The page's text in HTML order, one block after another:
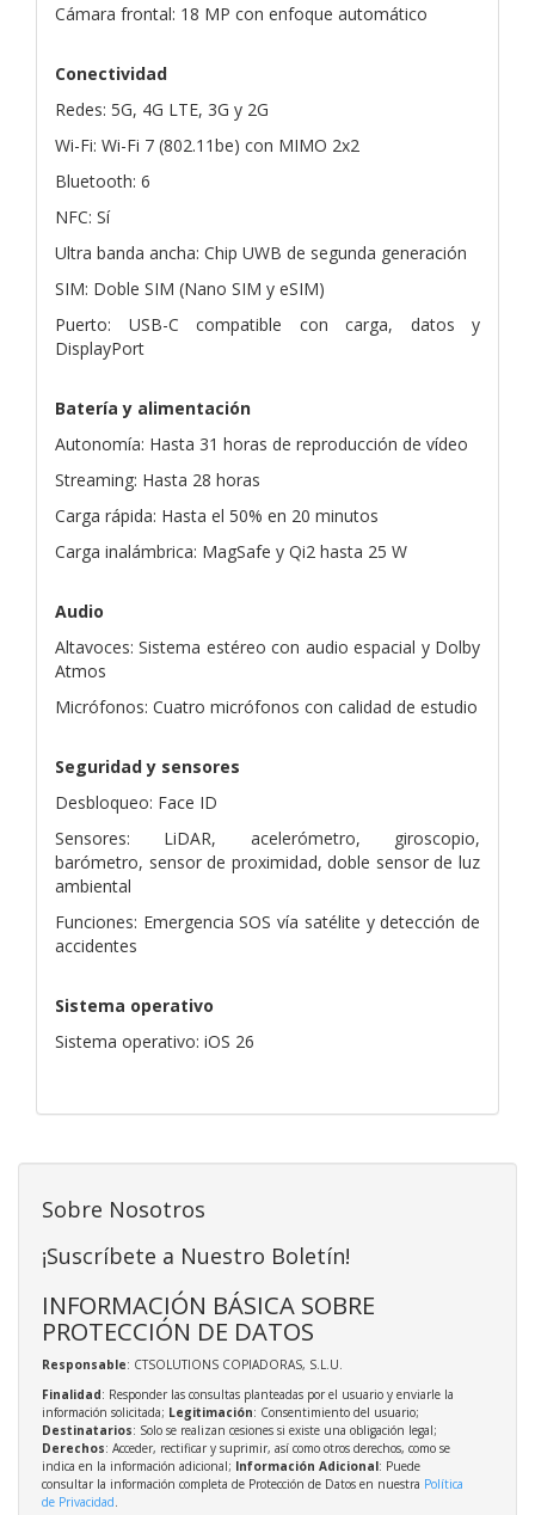
Cámara frontal: 18 MP con enfoque automático
Conectividad
Redes: 5G, 4G LTE, 3G y 2G
Wi-Fi: Wi-Fi 7 (802.11be) con MIMO 2x2
Bluetooth: 6
NFC: Sí
Ultra banda ancha: Chip UWB de segunda generación
SIM: Doble SIM (Nano SIM y eSIM)
Puerto: USB-C compatible con carga, datos y
DisplayPort
Batería y alimentación
Autonomía: Hasta 31 horas de reproducción de vídeo
Streaming: Hasta 28 horas
Carga rápida: Hasta el 50% en 20 minutos
Carga inalámbrica: MagSafe y Qi2 hasta 25 W
Audio
Altavoces: Sistema estéreo con audio espacial y Dolby
Atmos
Micrófonos: Cuatro micrófonos con calidad de estudio
Seguridad y sensores
Desbloqueo: Face ID
Sensores: LiDAR, acelerómetro, giroscopio,
barómetro, sensor de proximidad, doble sensor de luz
ambiental
Funciones: Emergencia SOS vía satélite y detección de
accidentes
Sistema operativo
Sistema operativo: iOS 26
Sobre Nosotros
¡Suscríbete a Nuestro Boletín!
INFORMACIÓN BÁSICA SOBRE
PROTECCIÓN DE DATOS
Responsable: CTSOLUTIONS COPIADORAS, S.L.U.
Finalidad: Responder las consultas planteadas por el usuario y enviarle la
información solicitada; Legitimación: Consentimiento del usuario;
Destinatarios: Solo se realizan cesiones si existe una obligación legal;
Derechos: Acceder, rectificar y suprimir, así como otros derechos, como se
indica en la información adicional; Información Adicional: Puede
consultar la información completa de Protección de Datos en nuestra Política
de Privacidad